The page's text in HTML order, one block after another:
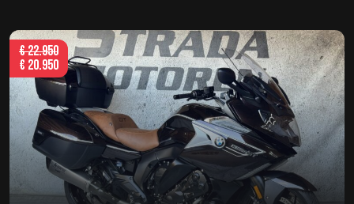
€22.950
€ 20.950